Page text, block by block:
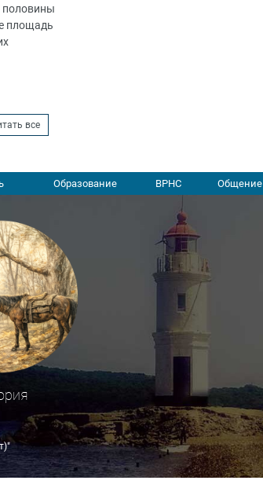
половины
площадь
все
Образование ВРНС Общение